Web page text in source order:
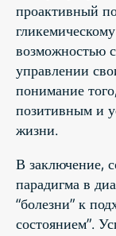
проактивный
возможностью
управлении
понимание
позитивным и
жизни.
В заключение,
парадигма в
“болезни” к
состоянием”.